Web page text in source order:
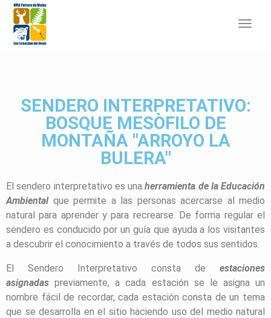
SENDERO INTERPRETATIVO:
BOSQUE MESÒFILO DE
MONTAÑA "ARROYO LA
BULERA"
El sendero interpretativo es unaherramienta de la Educación
Ambientalque permite a las personas acercarse al medio
natural para aprender y para recrearse. De forma regular el
sendero es conducido por un guía que ayuda a los visitantes
a descubrir el conocimiento a través de todos sus sentidos.
El Sendero Interpretativo consta de estaciones
asignadaspreviamente, a cada estación se le asigna un
nombre fácil de recordar, cada estación consta de un tema
que se desarrolla en el sitio haciendo uso del medio natural